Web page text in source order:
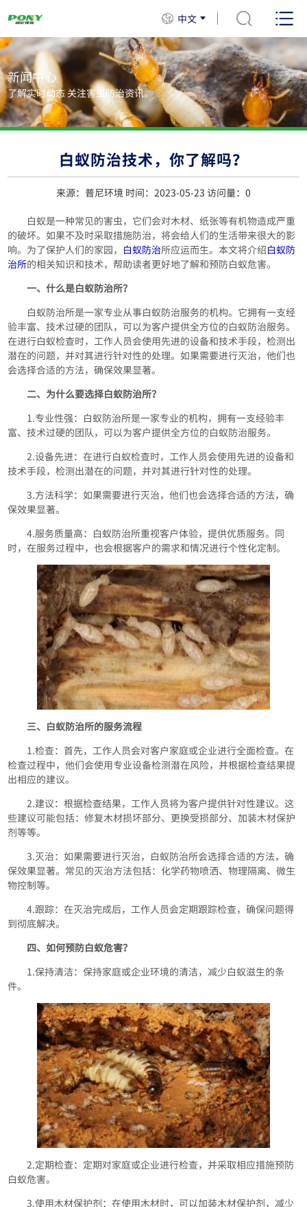
中文
新闻中心
了解实时动态 关注害虫防治资讯。
白蚁防治技术，你了解吗？
来源：普尼环境 时间：2023-05-23 访问量： 0
白蚁是一种常见的害虫，它们会对木材、纸张等有机物造成严重
的破坏。如果不及时采取措施防治，将会给人们的生活带来很大的影
响。为了保护人们的家园， 白蚁防治所应运而生。本文将介绍白蚁防
治所的相关知识和技术，帮助读者更好地了解和预防白蚁危害。
一、什么是白蚁防治所？
白蚁防治所是一家专业从事白蚁防治服务的机构。它拥有一支经
验丰富、技术过硬的团队，可以为客户提供全方位的白蚁防治服务。
在进行白蚁检查时，工作人员会使用先进的设备和技术手段，检测出
潜在的问题，并对其进行针对性的处理。如果需要进行灭治，他们也
会选择合适的方法，确保效果显著。
二、为什么要选择白蚁防治所？
1.专业性强：白蚁防治所是一家专业的机构，拥有一支经验丰
富、技术过硬的团队，可以为客户提供全方位的白蚁防治服务。
2.设备先进：在进行白蚁检查时，工作人员会使用先进的设备和
技术手段，检测出潜在的问题，并对其进行针对性的处理。
3.方法科学：如果需要进行灭治，他们也会选择合适的方法，确
保效果显著。
4.服务质量高：白蚁防治所重视客户体验，提供优质服务。同
时，在服务过程中，也会根据客户的需求和情况进行个性化定制。
三、白蚁防治所的服务流程
1.检查：首先，工作人员会对客户家庭或企业进行全面检查。在
检查过程中，他们会使用专业设备检测潜在风险，并根据检查结果提
出相应的建议。
2.建议：根据检查结果，工作人员将为客户提供针对性建议。这
些建议可能包括：修复木材损坏部分、更换受损部分、加装木材保护
剂等等。
3.灭治：如果需要进行灭治，白蚁防治所会选择合适的方法，确
保效果显著。常见的灭治方法包括：化学药物喷洒、物理隔离、微生
物控制等。
4.跟踪：在灭治完成后，工作人员会定期跟踪检查，确保问题得
到彻底解决。
四、如何预防白蚁危害？
1.保持清洁：保持家庭或企业环境的清洁，减少白蚁滋生的条
件。
2.定期检查：定期对家庭或企业进行检查，并采取相应措施预防
白蚁危害。
3.使用木材保护剂：在使用木材时，可以加装木材保护剂，减少